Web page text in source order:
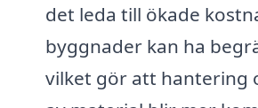
det leda till ökade
byggnader kan ha
vilket gör att hantering